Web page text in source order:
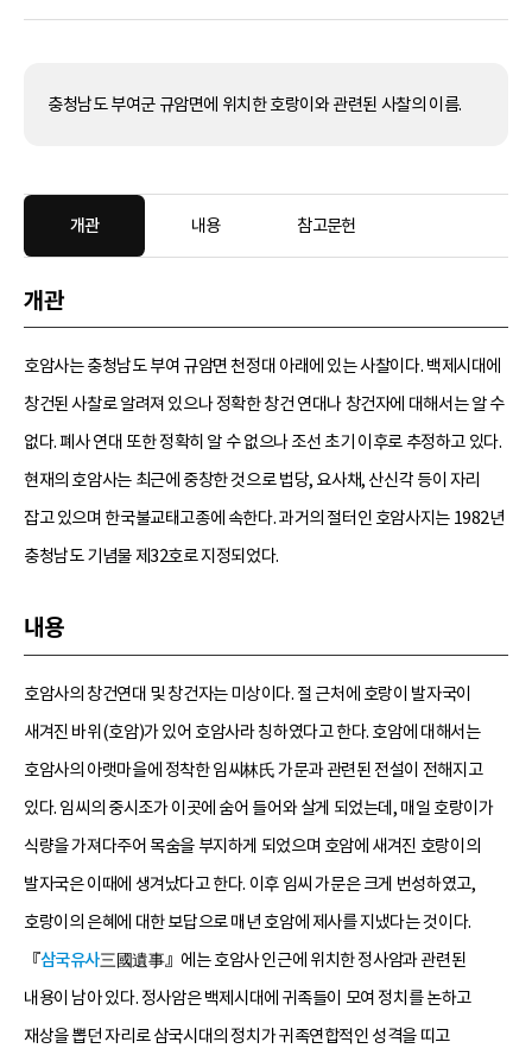
충청남도 부여군 규암면에 위치한 호랑이와 관련된 사찰의 이름.
개관 내용 참고문헌
개관
호암사는 충청남도 부여 규암면 천정대 아래에 있는 사찰이다. 백제시대에
창건된 사찰로 알려져 있으나 정확한 창건 연대나 창건자에 대해서는 알 수
없다. 폐사 연대 또한 정확히 알 수 없으나 조선 초기 이후로 추정하고 있다.
현재의 호암사는 최근에 중창한 것으로 법당, 요사채, 산신각 등이 자리
잡고 있으며 한국불교태고종에 속한다. 과거의 절터인 호암사지는 1982년
충청남도 기념물 제32호로 지정되었다.
내용
호암사의 창건연대 및 창건자는 미상이다. 절 근처에 호랑이 발자국이
새겨진 바위(호암)가 있어 호암사라 칭하였다고 한다. 호암에 대해서는
호암사의 아랫마을에 정착한 임씨林氏 가문과 관련된 전설이 전해지고
있다. 임씨의 중시조가 이곳에 숨어 들어와 살게 되었는데, 매일 호랑이가
식량을 가져다주어 목숨을 부지하게 되었으며 호암에 새겨진 호랑이의
발자국은 이때에 생겨났다고 한다. 이후 임씨 가문은 크게 번성하였고,
호랑이의 은혜에 대한 보답으로 매년 호암에 제사를 지냈다는 것이다.
『삼국유사三國遺事』에는 호암사 인근에 위치한 정사암과 관련된
내용이 남아 있다. 정사암은 백제시대에 귀족들이 모여 정치를 논하고
재상을 뽑던 자리로 삼국시대의 정치가 귀족연합적인 성격을 띠고